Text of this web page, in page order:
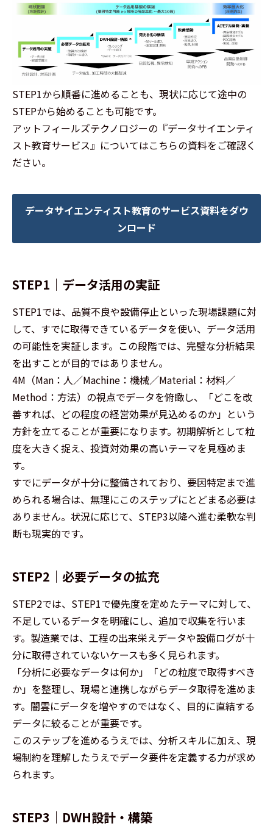
STEP1から順番に進めることも、現状に応じて途中の
STEPから始めることも可能です。
アットフィールズテクノロジーの『データサイエンティ
スト教育サービス』についてはこちらの資料をご確認く
ださい。
データサイエンティスト教育のサービス資料をダウ
ンロード
STEP1｜データ活用の実証
STEP1では、品質不良や設備停止といった現場課題に対
して、すでに取得できているデータを使い、データ活用
の可能性を実証します。この段階では、完璧な分析結果
を出すことが目的ではありません。
4M（Man：人／Machine：機械／Material：材料／
Method：方法）の視点でデータを俯瞰し、「どこを改
善すれば、どの程度の経営効果が見込めるのか」という
方針を立てることが重要になります。初期解析として粒
度を大きく捉え、投資対効果の高いテーマを見極めま
す。
すでにデータが十分に整備されており、要因特定まで進
められる場合は、無理にこのステップにとどまる必要は
ありません。状況に応じて、STEP3以降へ進む柔軟な判
断も現実的です。
STEP2｜必要データの拡充
STEP2では、STEP1で優先度を定めたテーマに対して、
不足しているデータを明確にし、追加で収集を行いま
す。製造業では、工程の出来栄えデータや設備ログが十
分に取得されていないケースも多く見られます。
「分析に必要なデータは何か」「どの粒度で取得すべき
か」を整理し、現場と連携しながらデータ取得を進めま
す。闇雲にデータを増やすのではなく、目的に直結する
データに絞ることが重要です。
このステップを進めるうえでは、分析スキルに加え、現
場制約を理解したうえでデータ要件を定義する力が求め
られます。
STEP3｜DWH設計・構築